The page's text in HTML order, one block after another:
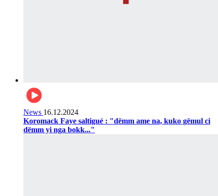
News 16.12.2024
Koromack Faye saltigué : "dëmm ame na, kuko gëmul ci
dëmm yi nga bokk..."